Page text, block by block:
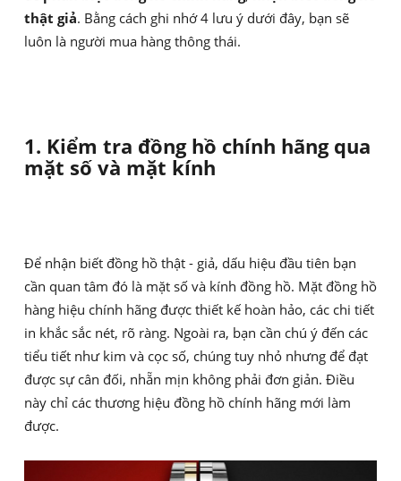
thật giả. Bằng cách ghi nhớ 4 lưu ý dưới đây, bạn sẽ
luôn là người mua hàng thông thái.
1. Kiểm tra đồng hồ chính hãng qua
mặt số và mặt kính
Để nhận biết đồng hồ thật - giả, dấu hiệu đầu tiên bạn
cần quan tâm đó là mặt số và kính đồng hồ. Mặt đồng hồ
hàng hiệu chính hãng được thiết kế hoàn hảo, các chi tiết
in khắc sắc nét, rõ ràng. Ngoài ra, bạn cần chú ý đến các
tiểu tiết như kim và cọc số, chúng tuy nhỏ nhưng để đạt
được sự cân đối, nhẵn mịn không phải đơn giản. Điều
này chỉ các thương hiệu đồng hồ chính hãng mới làm
được.